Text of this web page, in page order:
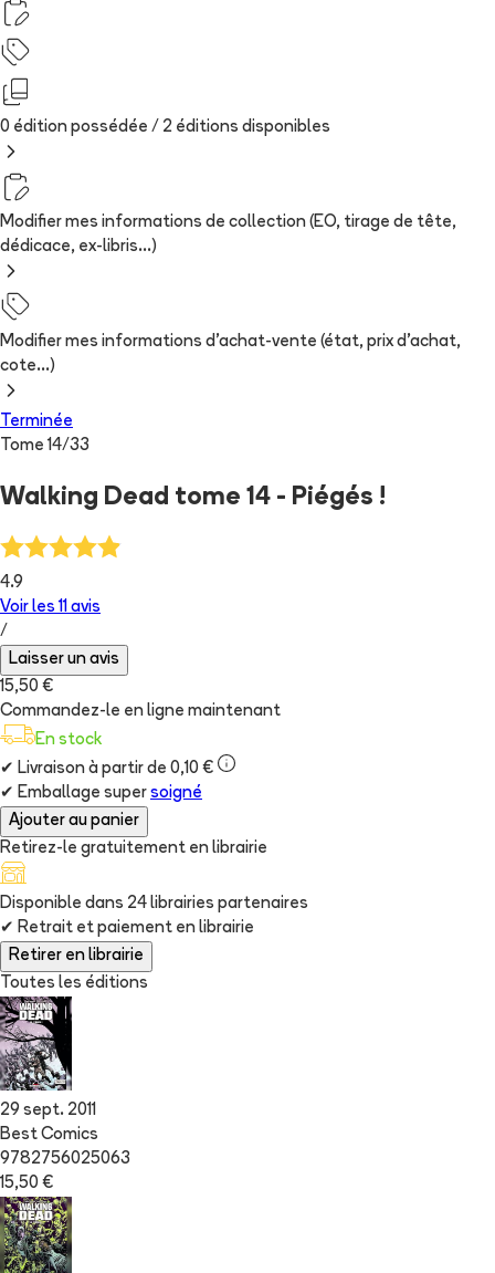
0 édition possédée / 2 éditions disponibles
Modifier mes informations de collection (EO, tirage de tête,
dédicace, ex-libris...)
Modifier mes informations d'achat-vente (état, prix d'achat,
cote...)
Terminée
Tome 14/33
Walking Dead tome 14 - Piégés !
4.9
Voir les 11 avis
/
Laisser un avis
15,50 €
Commandez-le en ligne maintenant
En stock
✔ Livraison à partir de 0,10 €
✔ Emballage super soigné
Ajouter au panier
Retirez-le gratuitement en librairie
Disponible dans 24 librairies partenaires
✔ Retrait et paiement en librairie
Retirer en librairie
Toutes les éditions
29 sept. 2011
Best Comics
9782756025063
15,50 €